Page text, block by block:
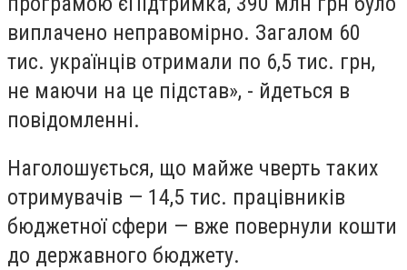
виплачено неправомірно. Загалом 60
тис. українців отримали по 6,5 тис. грн,
не маючи на це підстав», - йдеться в
повідомленні.
Наголошується, що майже чверть таких
отримувачів — 14,5 тис. працівників
бюджетної сфери — вже повернули кошти
до державного бюджету.